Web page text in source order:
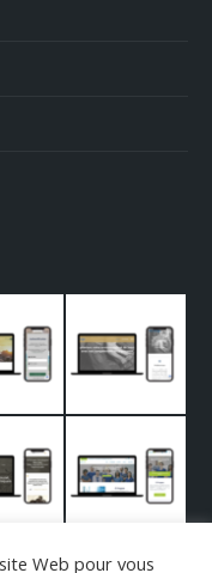
Web pour vous